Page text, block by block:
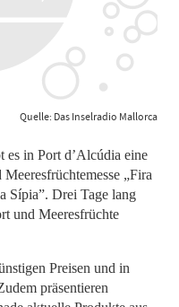
Quelle: Das Inselradio Mallorca
es in Port d’Alcúdia eine
„Fira
Sípia”. Drei Tage lang
und Meeresfrüchte
Preisen und in
präsentieren